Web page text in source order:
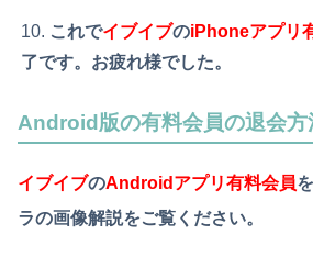
これでイブイブのiPhoneアプリ
了です。お疲れ様でした。
Android版の有料会員の退会方
イブイブのAndroidアプリ有料会員
ラの画像解説をご覧ください。